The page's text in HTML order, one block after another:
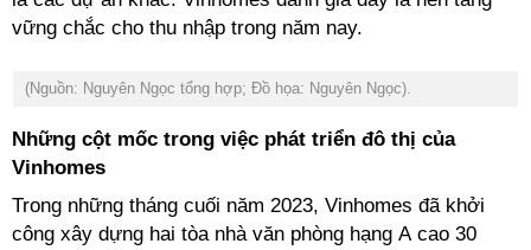
vững chắc cho thu nhập trong năm nay.
(Nguồn: Nguyên Ngọc tổng hợp; Đồ họa: Nguyên Ngọc).
Những cột mốc trong việc phát triển đô thị của
Vinhomes
Trong những tháng cuối năm 2023, Vinhomes đã khởi
công xây dựng hai tòa nhà văn phòng hạng A cao 30